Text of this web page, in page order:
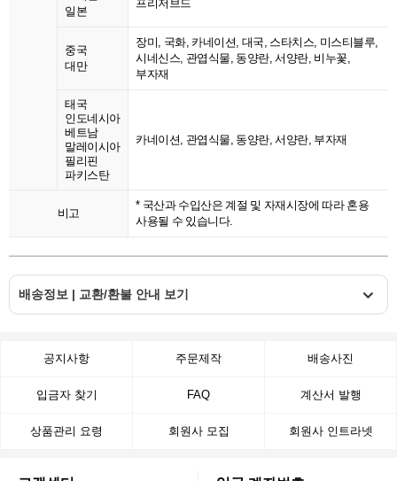
일본
프리저브드
중국
대만
장미, 국화, 카네이션, 대국, 스타치스, 미스티블루,
시네신스, 관엽식물, 동양란, 서양란, 비누꽃,
부자재
태국
인도네시아
베트남
말레이시아
필리핀
파키스탄
카네이션, 관엽식물, 동양란, 서양란, 부자재
비고
* 국산과 수입산은 계절 및 자재시장에 따라 혼용
사용될 수 있습니다.
배송정보 | 교환/환불 안내 보기
공지사항 주문제작 배송사진
입금자 찾기 FAQ 계산서 발행
상품관리 요령 회원사 모집 회원사 인트라넷